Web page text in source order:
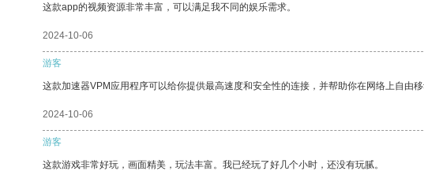
这款app的视频资源非常丰富，可以满足我不同的娱乐需求。
2024-10-06
游客
这款加速器VPM应用程序可以给你提供最高速度和安全性的连接，并帮助你在网络上自由移
2024-10-06
游客
这款游戏非常好玩，画面精美，玩法丰富。我已经玩了好几个小时，还没有玩腻。